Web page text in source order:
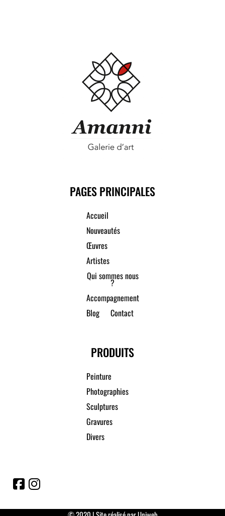
PAGES PRINCIPALES
Accueil
Nouveautés
Œuvres
Artistes
Qui sommes nous
?
Accompagnement
Blog
Contact
PRODUITS
Peinture
Photographies
Sculptures
Gravures
Divers